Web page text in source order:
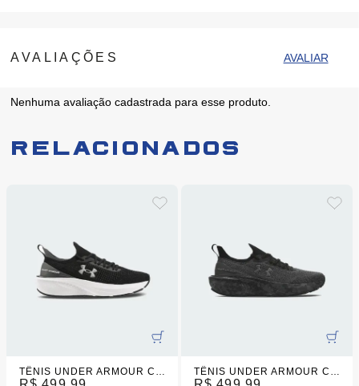
Nenhuma avaliação cadastrada para esse produto.
Relacionados
TÊNIS UNDER ARMOUR CHARGED QUICKER 2 PRETO UNISSEX TÊNIS UNDER ARMOUR CHARGED QUICKER 2 MASCULINO